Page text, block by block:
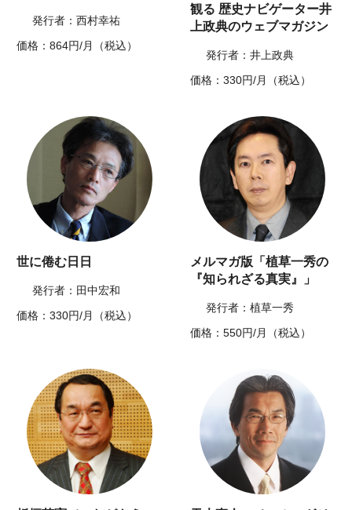
発行者：西村幸祐
価格：864円/月（税込）
観る 歴史ナビゲーター井
上政典のウェブマガジン
発行者：井上政典
価格：330円/月（税込）
世に倦む日日
発行者：田中宏和
価格：330円/月（税込）
メルマガ版「植草一秀の
『知られざる真実』」
発行者：植草一秀
価格：550円/月（税込）